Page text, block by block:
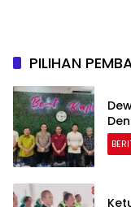
PILIHAN